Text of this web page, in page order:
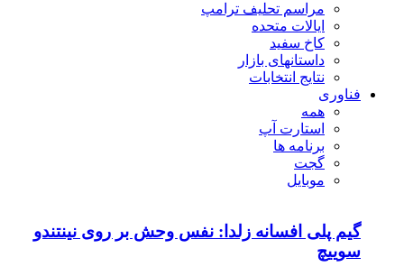
مراسم تحلیف ترامپ
ایالات متحده
کاخ سفید
داستانهای بازار
نتایج انتخابات
فناوری
همه
استارت آپ
برنامه ها
گجت
موبایل
گیم پلی افسانه زلدا: نفس وحش بر روی نینتندو
سوییچ